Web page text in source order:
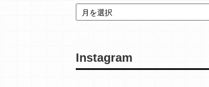
Instagram